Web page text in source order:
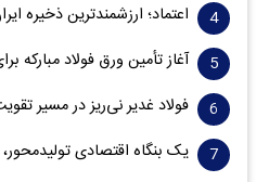
اعتماد؛ ارزشمندترین ذخیره
آغاز تأمین ورق فولاد مبارکه
فولاد غدیر نی‌ریز در مسیر
یک بنگاه اقتصادی